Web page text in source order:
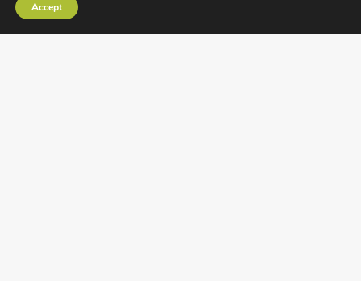
leveringsvoorwaarden
Accept